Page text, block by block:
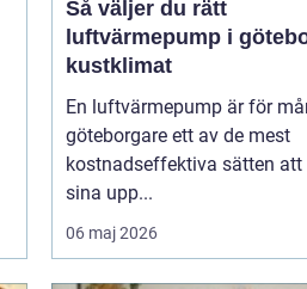
Så väljer du rätt
luftvärmepump i
kustklimat
En luftvärmepump är för
göteborgare ett av de mest
kostnadseffektiva sätten att
sina upp...
06 maj 2026